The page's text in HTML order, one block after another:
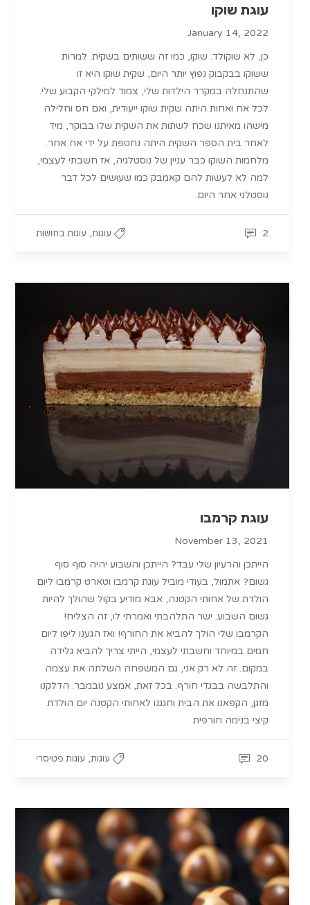
עוגת שוקו
January 14, 2022
כן, לא שוקולד. שוקו, כמו זה ששותים בשקית. למרות
ששוקו בבקבוק נפוץ יותר היום, שקית שוקו היא זו
שהתנחלה במקרר הילדות שלי, צמוד למילקי הקבוע שלי.
לכל אח ואחות היתה שקית שוקו ייעודית, ואם חס וחלילה
מישהו מאיתנו שכח לשתות את השקית שלו בבוקר, מיד
לאחר בית הספר השקית היתה נחטפת על ידי אח אחר.
מלחמות השוקו כבר עניין של נוסטלגיה, אז חשבתי לעצמי,
למה לא לעשות להם קאמבק כמו שעושים לכל דבר
נוסטלגי אחר היום.
עוגות, עוגות בחושות 2
עוגת קרמבו
November 13, 2021
הייתכן והרעיון שלי עבד? הייתכן והשבוע יהיה סוף סוף
גשום? אתמול, בעודי מוביל עוגת קרמבו וטארט קרמבו ליום
הולדת של אחותי הקטנה, אבא מודיע בקול שהולך להיות
גשום השבוע. ישר התלהבתי ואמרתי לו, זה הצליח!
הקרמבו שלי הולך להביא את החורף! ואז הגענו ליפו ליום
חמים במיוחד וחשבתי לעצמי, הייתי צריך להביא גלידה
במקום. זה לא רק אני, גם המשפחה השלתה את עצמה
והתלבשה בבגדי חורף. בכל זאת, אמצע נובמבר. הדלקנו
מזגן, הקפאנו את הבית וחגגנו לאחותי הקטנה יום הולדת
קיצי בנימה חורפית.
עוגות, עוגות פטיסרי 20